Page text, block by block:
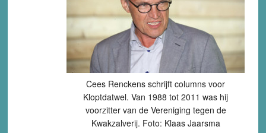
Cees Renckens schrijft columns voor
Kloptdatwel. Van 1988 tot 2011 was hij
voorzitter van de Vereniging tegen de
Kwakzalverij. Foto: Klaas Jaarsma